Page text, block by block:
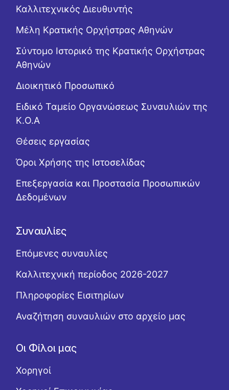
Καλλιτεχνικός Διευθυντής
Μέλη Κρατικής Ορχήστρας Αθηνών
Σύντομο Ιστορικό της Κρατικής Ορχήστρας
Αθηνών
Διοικητικό Προσωπικό
Ειδικό Ταμείο Οργανώσεως Συναυλιών της
Κ.Ο.Α
Θέσεις εργασίας
Όροι Χρήσης της Ιστοσελίδας
Επεξεργασία και Προστασία Προσωπικών
Δεδομένων
Συναυλίες
Επόμενες συναυλίες
Καλλιτεχνική περίοδος 2026-2027
Πληροφορίες Εισιτηρίων
Αναζήτηση συναυλιών στο αρχείο μας
Οι Φίλοι μας
Χορηγοί